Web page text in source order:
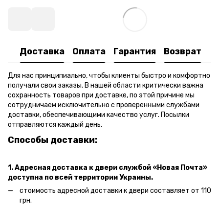
Доставка Оплата Гарантия Возврат
Для нас принципиально, чтобы клиенты быстро и комфортно
получали свои заказы. В нашей области критически важна
сохранность товаров при доставке, по этой причине мы
сотрудничаем исключительно с проверенными службами
доставки, обеспечивающими качество услуг. Посылки
отправляются каждый день.
Способы доставки:
1. Адресная доставка к двери службой «Новая Почта»
доступна по всей территории Украины.
стоимость адресной доставки к двери составляет от 110
грн.